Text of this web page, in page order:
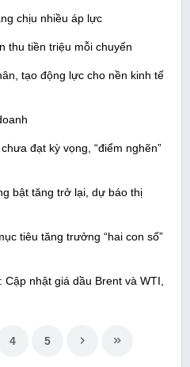
chịu nhiều áp lực
thu tiền triệu mỗi chuyến
tạo động lực cho nền kinh tế
đạt kỳ vọng, “điểm nghẽn”
bật tăng trở lại, dự báo thị
tiêu tăng trưởng “hai con số”
nhật giá dầu Brent và WTI,
4 5